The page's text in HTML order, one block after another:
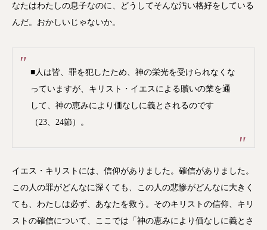
なたはわたしの息子なのに、どうしてそんな汚い格好をしている
んだ。おかしいじゃないか。
■人は皆、罪を犯したため、神の栄光を受けられなくな
っていますが、キリスト・イエスによる贖いの業を通
して、神の恵みにより価なしに義とされるのです
（23、24節）。
イエス・キリストには、信仰がありました。確信がありました。
この人の罪がどんなに深くても、この人の悲惨がどんなに大きく
ても、わたしは必ず、あなたを救う。そのキリストの信仰、キリ
ストの確信について、ここでは「神の恵みにより価なしに義とさ